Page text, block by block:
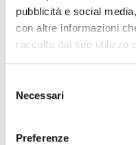
pubblicità e social
con altre informazioni
raccolto dal suo utilizzo
delNecessari
Preferenze
Every film will be
followed by a debate.
Contacts
PREZZO